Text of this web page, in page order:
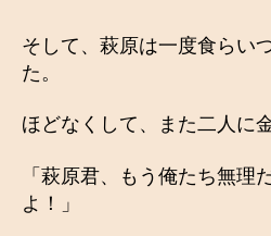
そして、萩原は一度食らい
た。
ほどなくして、また二人に
「萩原君、もう俺たち無理
よ！」